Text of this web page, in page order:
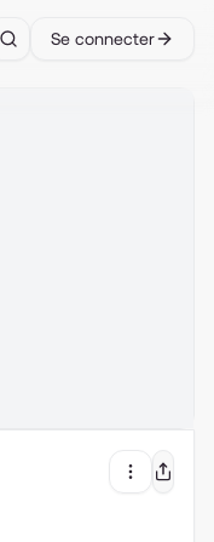
Search
Se connecter